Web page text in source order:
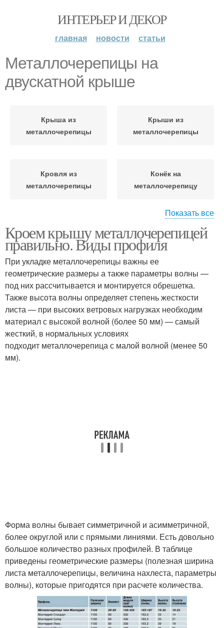
ИНТЕРЬЕР И ДЕКОР
главная новости статьи
Металлочерепицы на
двускатной крыше
Крыша из
металлочерепицы
Крыши из
металлочерепицы
Кровля из
металлочерепицы
Конёк на
металлочерепицу
односкатную крышу
Односкатная крыша
Металлочерепицы на
кровле
Кровли из
металлочерепицы
Двускатные крыши
Металлочерепицы на
металлический каркас
Показать все
Кроем крышу металлочерепицей
правильно. Виды профиля
При укладке металлочерепицы важны ее
геометрические размеры а также параметры волны —
под них рассчитывается и монтируется обрешетка.
Также высота волны определяет степень жесткости
листа — при высоких ветровых нагрузках необходим
материал с высокой волной (более 50 мм) — самый
жесткий, в нормальных условиях
подходит металлочерепица с малой волной (менее 50
мм).
Форма волны бывает симметричной и асимметричной,
более округлой или с прямыми линиями. Есть довольно
большое количество разных профилей. В таблице
приведены геометрические размеры (полезная ширина
листа металлочерепицы, величина нахлеста, параметры
волны), которые пригодятся при расчете количества.